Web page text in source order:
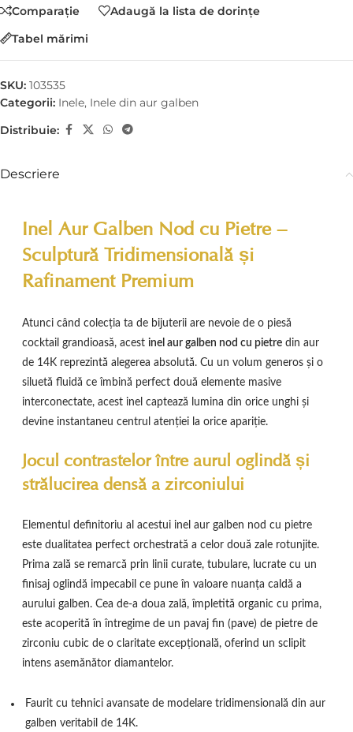
Comparaţie
Adaugă la lista de dorințe
Tabel mărimi
SKU: 103535
Categorii: Inele, Inele din aur galben
Distribuie:
Descriere
Inel Aur Galben Nod cu Pietre –
Sculptură Tridimensională și
Rafinament Premium
Atunci când colecția ta de bijuterii are nevoie de o piesă
cocktail grandioasă, acest inel aur galben nod cu pietre din aur
de 14K reprezintă alegerea absolută. Cu un volum generos și o
siluetă fluidă ce îmbină perfect două elemente masive
interconectate, acest inel captează lumina din orice unghi și
devine instantaneu centrul atenției la orice apariție.
Jocul contrastelor între aurul oglindă și
strălucirea densă a zirconiului
Elementul definitoriu al acestui inel aur galben nod cu pietre
este dualitatea perfect orchestrată a celor două zale rotunjite.
Prima zală se remarcă prin linii curate, tubulare, lucrate cu un
finisaj oglindă impecabil ce pune în valoare nuanța caldă a
aurului galben. Cea de-a doua zală, împletită organic cu prima,
este acoperită în întregime de un pavaj fin (pave) de pietre de
zirconiu cubic de o claritate excepțională, oferind un sclipit
intens asemănător diamantelor.
Faurit cu tehnici avansate de modelare tridimensională din aur
galben veritabil de 14K.